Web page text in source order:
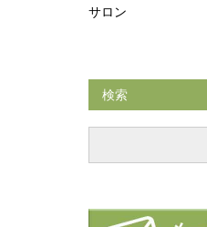
サロン
検索